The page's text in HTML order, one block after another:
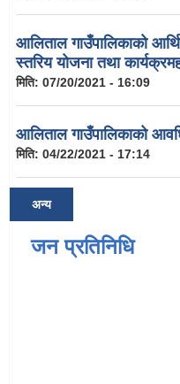
आलिताल गाउँपालिकाको
स्तरिय योजना तथा
मिति: 07/20/2021 - 16:09
आलिताल गाउँपालिकाको
मिति: 04/22/2021 - 17:14
अन्य
जन प्रतिनिधि